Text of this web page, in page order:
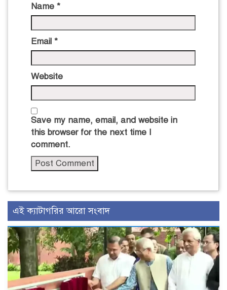
Name *
Email *
Website
Save my name, email, and website in
this browser for the next time I
comment.
এই ক্যাটাগরির আরো সংবাদ